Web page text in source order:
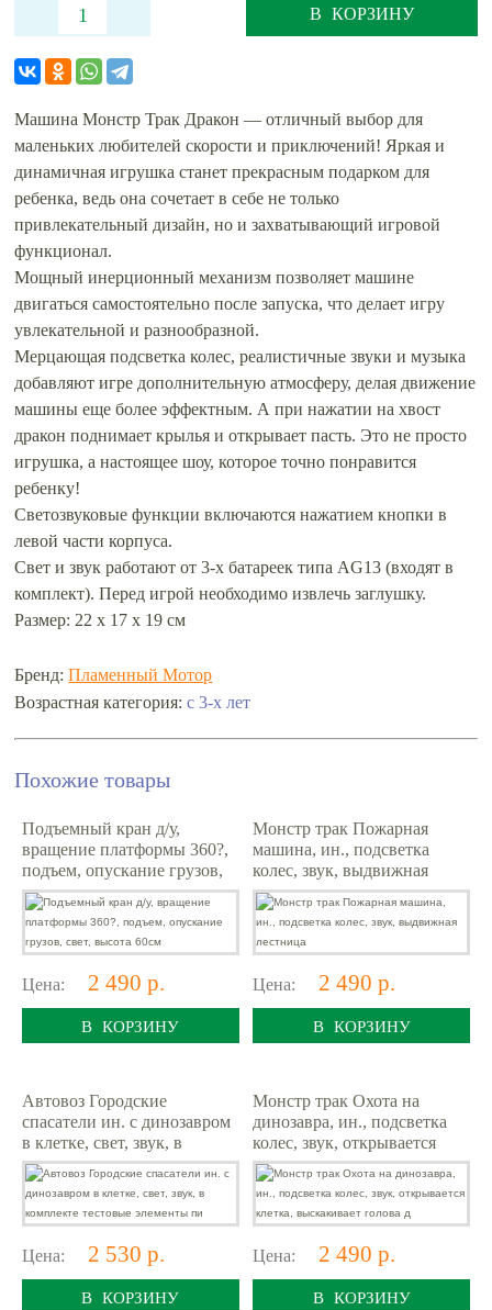
В КОРЗИНУ
Машина Монстр Трак Дракон — отличный выбор для
маленьких любителей скорости и приключений! Яркая и
динамичная игрушка станет прекрасным подарком для
ребенка, ведь она сочетает в себе не только
привлекательный дизайн, но и захватывающий игровой
функционал.
Мощный инерционный механизм позволяет машине
двигаться самостоятельно после запуска, что делает игру
увлекательной и разнообразной.
Мерцающая подсветка колес, реалистичные звуки и музыка
добавляют игре дополнительную атмосферу, делая движение
машины еще более эффектным. А при нажатии на хвост
дракон поднимает крылья и открывает пасть. Это не просто
игрушка, а настоящее шоу, которое точно понравится
ребенку!
Светозвуковые функции включаются нажатием кнопки в
левой части корпуса.
Свет и звук работают от 3-х батареек типа AG13 (входят в
комплект). Перед игрой необходимо извлечь заглушку.
Размер: 22 х 17 х 19 см
Бренд:Пламенный Мотор
Возрастная категория:с 3-х лет
Похожие товары
Подъемный кран д/у,
вращение платформы 360?,
подъем, опускание грузов,
свет, высота 60см
Цена: 2 490 р.
В КОРЗИНУ
Монстр трак Пожарная
машина, ин., подсветка
колес, звук, выдвижная
лестница
Цена: 2 490 р.
В КОРЗИНУ
Автовоз Городские
спасатели ин. с динозавром
в клетке, свет, звук, в
комплекте тестовые
элементы пи
Цена: 2 530 р.
В КОРЗИНУ
Монстр трак Охота на
динозавра, ин., подсветка
колес, звук, открывается
клетка, выскакивает голова
д
Цена: 2 490 р.
В КОРЗИНУ